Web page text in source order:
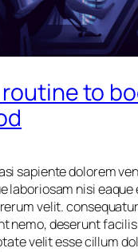
to
sapiente dolorem
laboriosam nisi eaque
velit.
nemo, deserunt
velit esse cillum